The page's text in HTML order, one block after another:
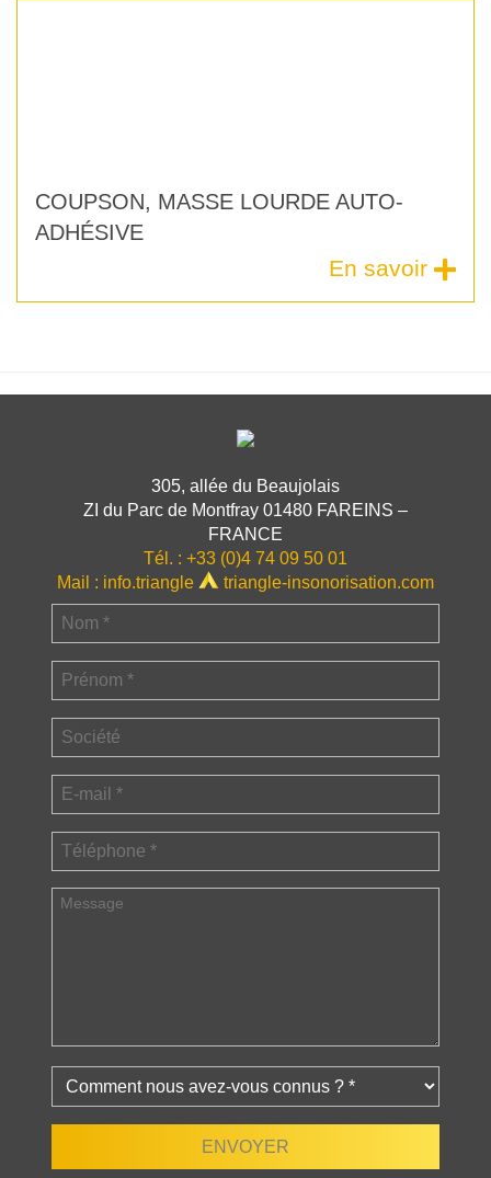
COUPSON, MASSE LOURDE AUTO-
ADHÉSIVE
En savoir
305, allée du Beaujolais
ZI du Parc de Montfray 01480 FAREINS –
FRANCE
Tél. : +33 (0)4 74 09 50 01
Mail : info.triangle triangle-insonorisation.com